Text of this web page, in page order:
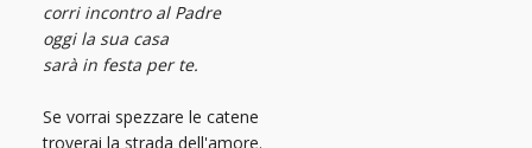
corri incontro al Padre
oggi la sua casa
sarà in festa per te.
Se vorrai spezzare le catene
troverai la strada dell'amore.